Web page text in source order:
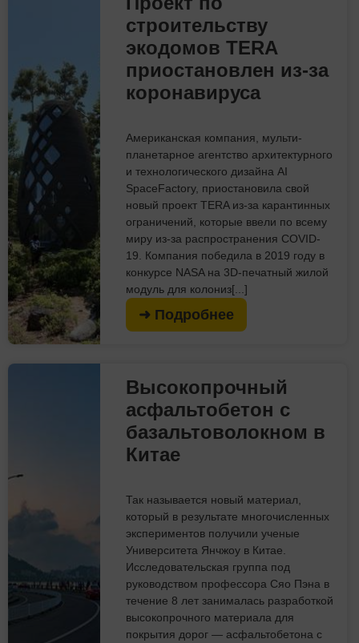
строительству
экодомов TERA
приостановлен из-за
коронавируса
Американская компания, мульти-
планетарное агентство архитектурного
и технологического дизайна AI
SpaceFactory, приостановила свой
новый проект TERA из-за карантинных
ограничений, которые ввели по всему
миру из-за распространения COVID-
19. Компания победила в 2019 году в
конкурсе NASA на 3D-печатный жилой
модуль для колониз[...]
➜ Подробнее
Высокопрочный
асфальтобетон с
базальтоволокном в
Китае
Так называется новый материал,
который в результате многочисленных
экспериментов получили ученые
Университета Янчжоу в Китае.
Исследовательская группа под
руководством профессора Сяо Пэна в
течение 8 лет занималась разработкой
высокопрочного материала для
покрытия дорог — асфальтобетона с